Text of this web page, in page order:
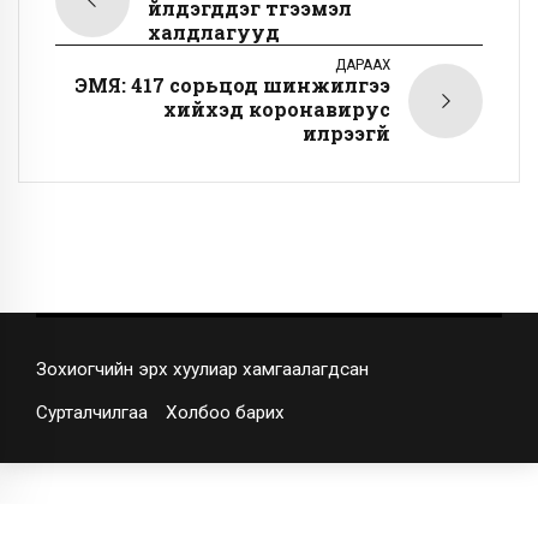
үйлдэгддэг түгээмэл
халдлагууд
ДАРААХ
ЭМЯ: 417 сорьцод шинжилгээ
хийхэд коронавирус
илрээгүй
Зохиогчийн эрх хуулиар хамгаалагдсан
Сурталчилгаа Холбоо барих